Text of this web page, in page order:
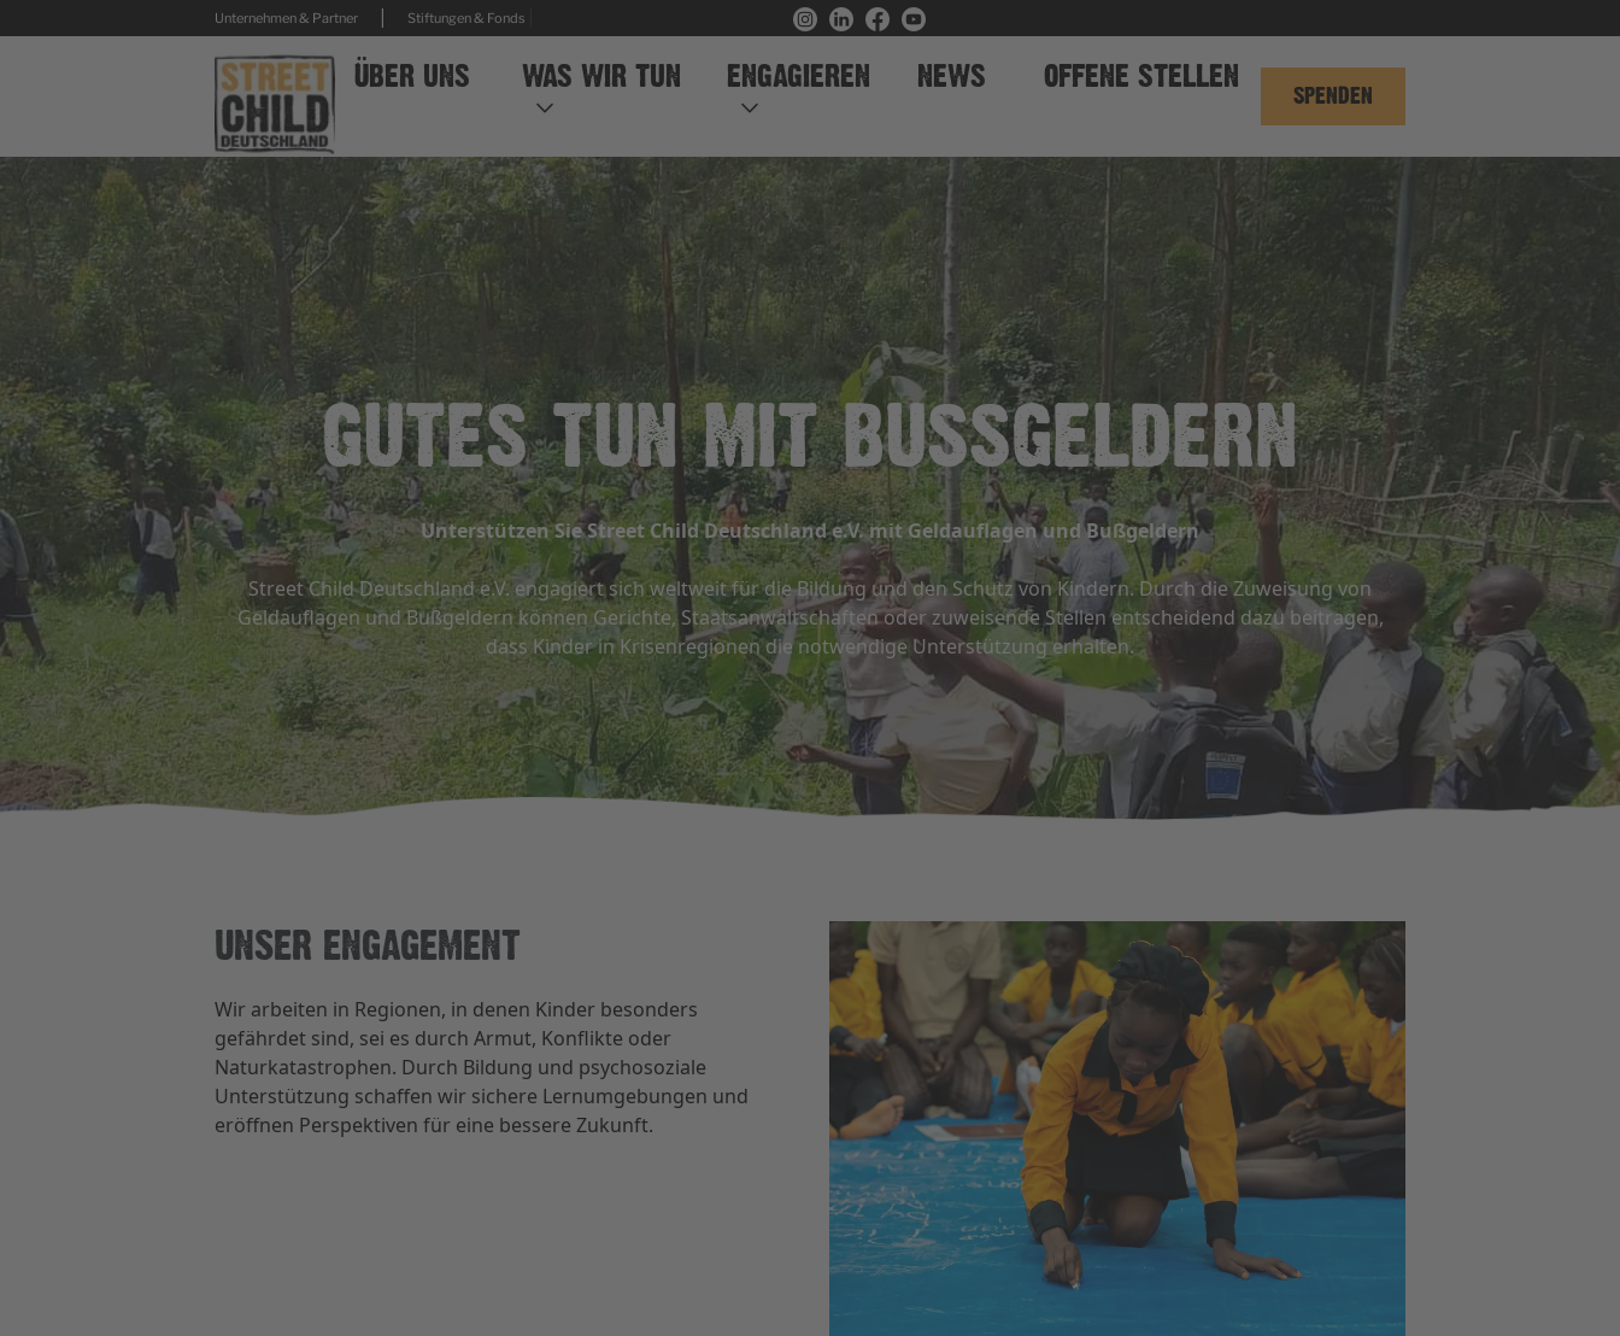
Unternehmen & Partner | Stiftungen & Fonds
ÜBER UNS WAS WIR TUN ENGAGIEREN NEWS OFFENE STELLEN
SPENDEN
GUTES TUN MIT BUSSGELDERN
Unterstützen Sie Street Child Deutschland e.V. mit Geldauflagen und Bußgeldern
Street Child Deutschland e.V. engagiert sich weltweit für die Bildung und den Schutz von Kindern. Durch die Zuweisung von
Geldauflagen und Bußgeldern können Gerichte, Staatsanwaltschaften oder zuweisende Stellen entscheidend dazu beitragen,
dass Kinder in Krisenregionen die notwendige Unterstützung erhalten.
UNSER ENGAGEMENT
Wir arbeiten in Regionen, in denen Kinder besonders
gefährdet sind, sei es durch Armut, Konflikte oder
Naturkatastrophen. Durch Bildung und psychosoziale
Unterstützung schaffen wir sichere Lernumgebungen und
eröffnen Perspektiven für eine bessere Zukunft.